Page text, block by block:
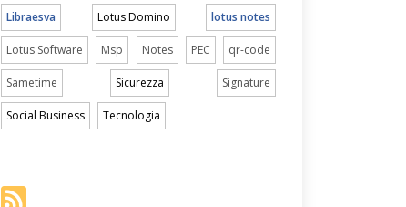
Libraesva Lotus Domino lotus notes
Lotus Software Msp Notes PEC qr-code
Sametime Sicurezza Signature
Social Business Tecnologia